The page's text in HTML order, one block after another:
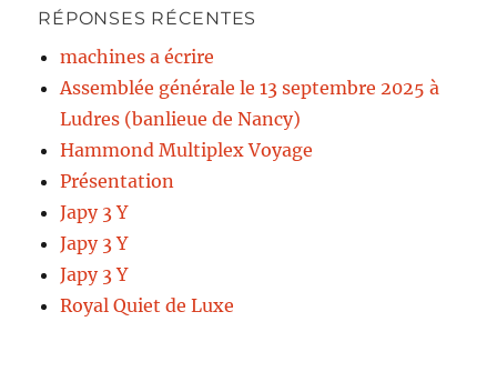
RÉPONSES RÉCENTES
machines a écrire
Assemblée générale le 13 septembre 2025 à
Ludres (banlieue de Nancy)
Hammond Multiplex Voyage
Présentation
Japy 3 Y
Japy 3 Y
Japy 3 Y
Royal Quiet de Luxe